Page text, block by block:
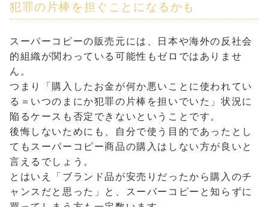
犯罪の片棒を担ぐことになるかも
スーパーコピーの販売元には、日本や海外の反社会
的組織が関わっている可能性もゼロではありませ
ん。
つまり「購入したお金が何か悪いことに使われてい
る＝いつのまにか犯罪の片棒を担いでいた」状況に
陥るケースも否定できないということです。
後悔しないためにも、自分で使う目的であったとし
てもスーパーコピー商品の購入はしない方が良いと
言えるでしょう。
とはいえ「ブランド品が安売りだったから購入のチ
ャンスだと思った」と、スーパーコピーと知らずに